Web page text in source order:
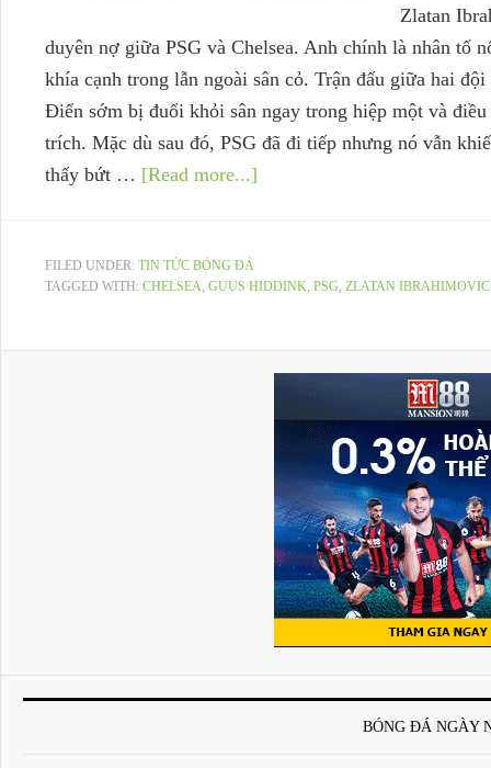
Zlatan
duyên nợ giữa PSG và Chelsea. Anh chính là nhân tố
khía cạnh trong lẫn ngoài sân cỏ. Trận đấu giữa hai
Điển sớm bị đuổi khỏi sân ngay trong hiệp một và
trích. Mặc dù sau đó, PSG đã đi tiếp nhưng nó vẫn
thấy bứt … [Read more...]
FILED UNDER: TIN TỨC BÓNG ĐÁ
TAGGED WITH: CHELSEA, GUUS HIDDINK, PSG, ZLATAN IBRAHIMOVIC
BÓNG ĐÁ NGÀY